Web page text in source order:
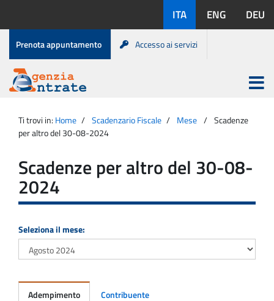
contenuto
disponibili:
ITA ENG DEU
Menu
di
servizio
Prenota appuntamento Accesso ai servizi
Agenzia
Entrate
Apri
menu
principale
Ti trovi in: Home Scadenzario Fiscale Mese
Scadenze
per altro del 30-08-2024
Scadenze per altro del 30-08-
2024
Seleziona il mese:
Adempimento Contribuente